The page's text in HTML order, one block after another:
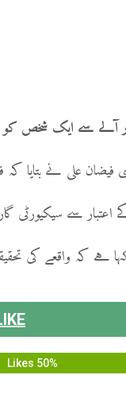
آلے سے ایک شخص کو
علی نے بتایا کہ
سے سیکیورٹی
ہے کہ واقعے کی
50% Likes